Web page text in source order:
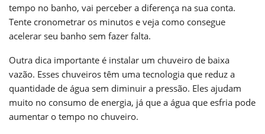
tempo no banho, vai perceber a diferença na sua conta.
Tente cronometrar os minutos e veja como consegue
acelerar seu banho sem fazer falta.
Outra dica importante é instalar um chuveiro de baixa
vazão. Esses chuveiros têm uma tecnologia que reduz a
quantidade de água sem diminuir a pressão. Eles ajudam
muito no consumo de energia, já que a água que esfria pode
aumentar o tempo no chuveiro.